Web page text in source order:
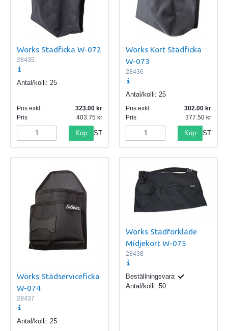
Wörks Städficka W-072
28435
Antal/kolli: 25
Pris exkl.
323.00
Pris
403.75
Köp ST
Wörks Kort Städficka
W-073
28436
Antal/kolli: 25
Pris exkl.
302.00
Pris
377.50
Köp ST
Wörks Städserviceficka
W-074
28437
Antal/kolli: 25
Wörks Städförkläde
Midjekort W-075
28438
Beställningsvara
Antal/kolli: 50